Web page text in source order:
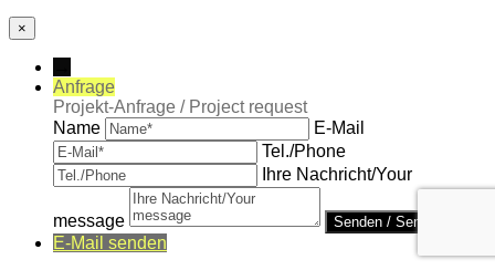
×
Anfrage
Projekt-Anfrage / Project request
Name
E-Mail
Tel./Phone
Ihre Nachricht/Your
message
E-Mail senden